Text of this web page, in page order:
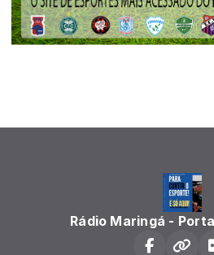
Rádio Maringá -